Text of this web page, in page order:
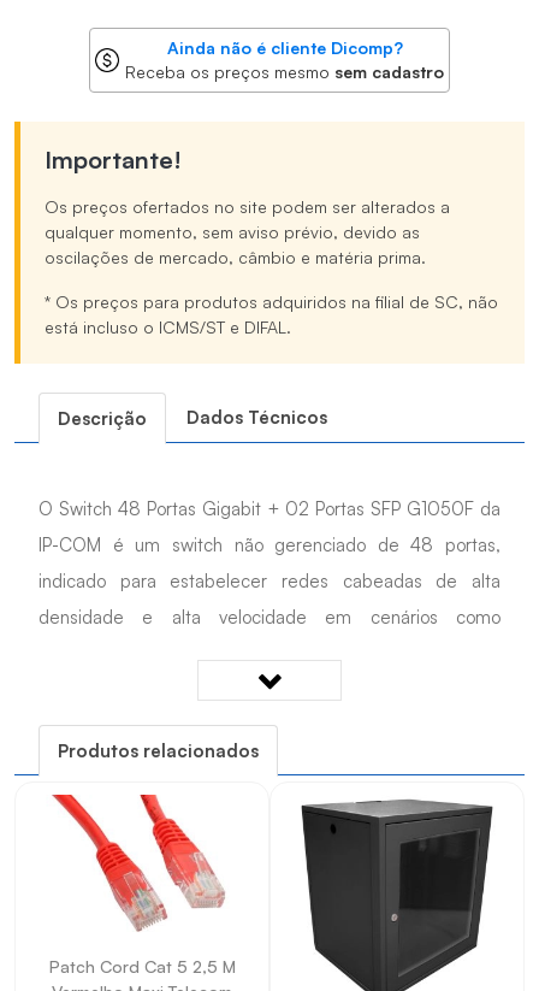
Ainda não é cliente Dicomp?
Receba os preços mesmo sem cadastro
Importante!
Os preços ofertados no site podem ser alterados a
qualquer momento, sem aviso prévio, devido as
oscilações de mercado, câmbio e matéria prima.
* Os preços para produtos adquiridos na filial de SC, não
está incluso o ICMS/ST e DIFAL.
Descrição Dados Técnicos
O Switch 48 Portas Gigabit + 02 Portas SFP G1050F da
IP-COM é um switch não gerenciado de 48 portas,
indicado para estabelecer redes cabeadas de alta
densidade e alta velocidade em cenários como
Além disso, conta com 48 portas RJ45 10/100/1000
Mbps, e 2 portas SFP Gigabit independentes que podem
ser acoplados aos módulos SFP do IP-COM (não inclusos),
este switch pode ser usado para implantar uma rede de
longa distância de até 20 km.
Sua taxa de transmissão full-duplex pode atingir 2000
Mbps, garantindo a transmissão oportuna de grandes
Produtos relacionados
Patch Cord Cat 5 2,5 M